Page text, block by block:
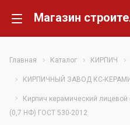
Главная Каталог КИРПИЧ
КИРПИЧНЫЙ ЗАВОД КС-
Кирпич керамический
(0,7 НФ) ГОСТ 530-2012